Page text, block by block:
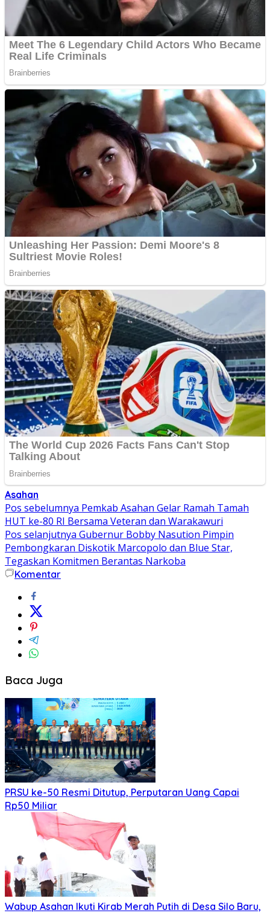
Asahan
Navigasi
pos
Pos sebelumnya Pemkab Asahan Gelar Ramah Tamah
HUT ke-80 RI Bersama Veteran dan Warakawuri
Pos selanjutnya Gubernur Bobby Nasution Pimpin
Pembongkaran Diskotik Marcopolo dan Blue Star,
Tegaskan Komitmen Berantas Narkoba
Komentar
Baca Juga
PRSU ke-50 Resmi Ditutup, Perputaran Uang Capai
Rp50 Miliar
Wabup Asahan Ikuti Kirab Merah Putih di Desa Silo Baru,